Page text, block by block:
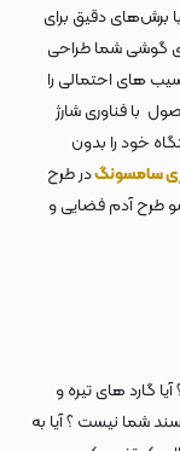
برش‌های دقیق برای
گوشی شما طراحی
های احتمالی را
با فناوری شارژ
خود را بدون
سامسونگدر طرح
طرح آدم فضایی و
گارد های تیره و
شما نیست ؟ آیا به